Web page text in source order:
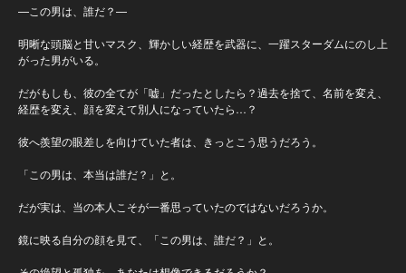
—この男は、誰だ？—
明晰な頭脳と甘いマスク、輝かしい経歴を武器に、一躍スターダムにのし上
がった男がいる。
だがもしも、彼の全てが「嘘」だったとしたら？過去を捨て、名前を変え、
経歴を変え、顔を変えて別人になっていたら…？
彼へ羨望の眼差しを向けていた者は、きっとこう思うだろう。
「この男は、本当は誰だ？」と。
だが実は、当の本人こそが一番思っていたのではないだろうか。
鏡に映る自分の顔を見て、「この男は、誰だ？」と。